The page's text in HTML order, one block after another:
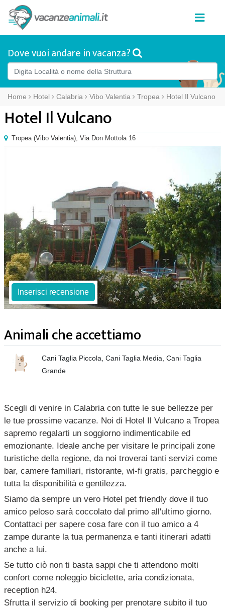
Dove vuoi andare in vacanza?
Home Hotel Calabria Vibo Valentia Tropea Hotel Il Vulcano
Hotel Il Vulcano
Tropea(Vibo Valentia), Via Don Mottola 16
Inserisci recensione
Animali che accettiamo
Cani Taglia Piccola, Cani Taglia Media, Cani Taglia
Grande
Scegli di venire in Calabria con tutte le sue bellezze per
le tue prossime vacanze. Noi di Hotel Il Vulcano a Tropea
sapremo regalarti un soggiorno indimenticabile ed
emozionante. Ideale anche per visitare le principali zone
turistiche della regione, da noi troverai tanti servizi come
bar, camere familiari, ristorante, wi-fi gratis, parcheggio e
tutta la disponibilità e gentilezza.
Siamo da sempre un vero Hotel pet friendly dove il tuo
amico peloso sarà coccolato dal primo all'ultimo giorno.
Contattaci per sapere cosa fare con il tuo amico a 4
zampe durante la tua permanenza e tanti itinerari adatti
anche a lui.
Se tutto ciò non ti basta sappi che ti attendono molti
confort come noleggio biciclette, aria condizionata,
reception h24.
Sfrutta il servizio di booking per prenotare subito il tuo